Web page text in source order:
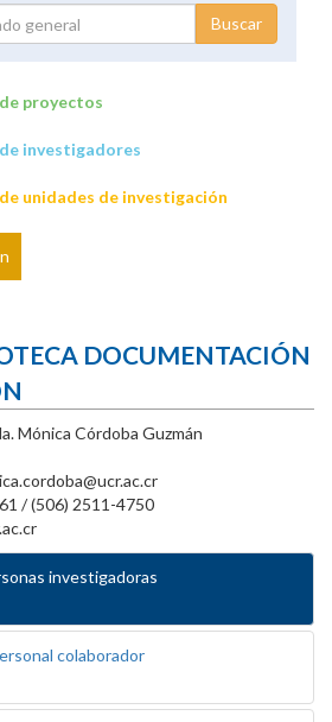
proyectos
investigadores
unidades de investigación
DOCUMENTACIÓN
Mónica Córdoba Guzmán
/ (506) 2511-4750
investigadoras
colaborador